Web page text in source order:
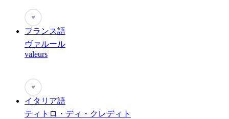
♥
フランス語
ヴァルール
valeurs
♥
イタリア語
ティトロ・ディ・クレディト